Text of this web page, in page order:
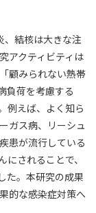
、結核は大きな注
アクティビティは
顧みられない熱帯
負荷を考慮する
例えば、よく知ら
ガス病、リーシュ
患が流行している
されることで、
た。本研究の成果
的な感染症対策へ